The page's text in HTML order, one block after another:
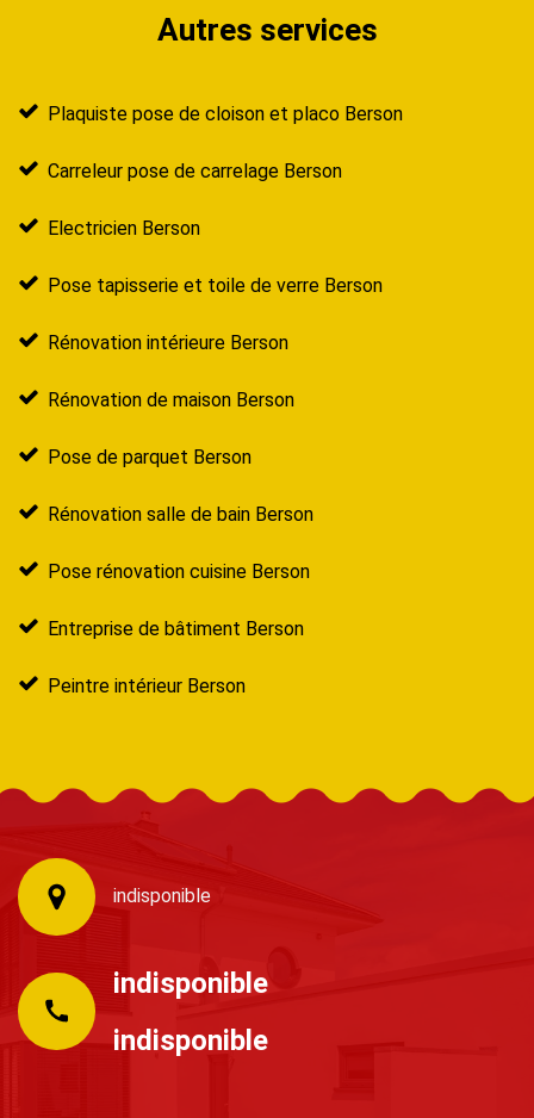
Autres services
Plaquiste pose de cloison et placo Berson
Carreleur pose de carrelage Berson
Electricien Berson
Pose tapisserie et toile de verre Berson
Rénovation intérieure Berson
Rénovation de maison Berson
Pose de parquet Berson
Rénovation salle de bain Berson
Pose rénovation cuisine Berson
Entreprise de bâtiment Berson
Peintre intérieur Berson
indisponible
indisponible
indisponible